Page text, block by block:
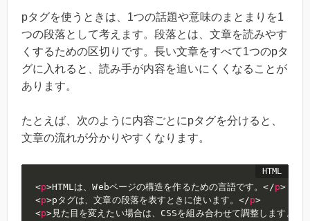
pタグを使うときは、1つの話題や意味のまとまりを1
つの段落として考えます。段落とは、文章を読みやす
くするための区切りです。長い文章をすべて1つのpタ
グに入れると、読み手が内容を追いにくくなることが
あります。
たとえば、次のように内容ごとにpタグを分けると、
文章の流れが分かりやすくなります。
<p>HTMLは、Webページの構造を作るための言語です。</p>
<p>pタグは、文章の段落を表すときに使います。 </p>
<p>見た目を変えたい場合は、CSSを組み合わせて調整します。